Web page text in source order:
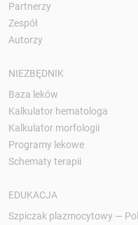
Partnerzy
Zespół
Autorzy
NIEZBĘDNIK
Baza leków
Kalkulator hematologa
Kalkulator morfologii
Programy lekowe
Schematy terapii
EDUKACJA
Szpiczak plazmocytowy —